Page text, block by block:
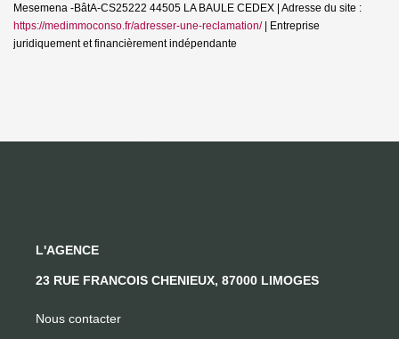
Mesemena -BâtA-CS25222 44505 LA BAULE CEDEX | Adresse du site :
https://medimmoconso.fr/adresser-une-reclamation/| Entreprise
juridiquement et financièrement indépendante
L'AGENCE
23 RUE FRANCOIS CHENIEUX, 87000 LIMOGES
Nous contacter